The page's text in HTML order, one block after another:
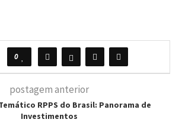
0
postagem anterior
RPPS do Brasil: Panorama de
Investimentos